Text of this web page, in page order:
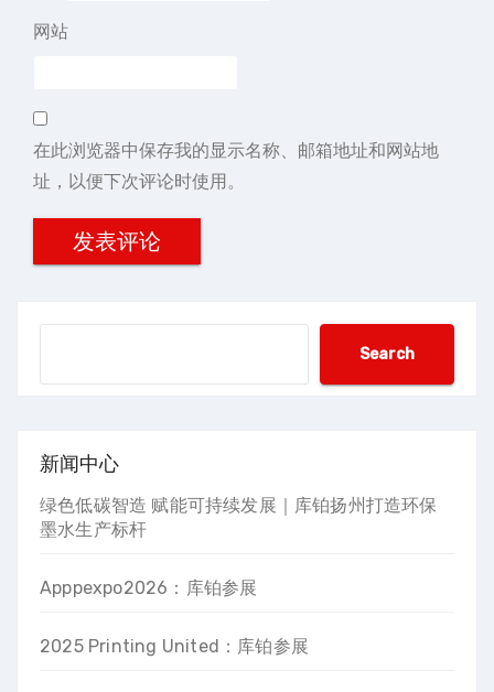
网站
在此浏览器中保存我的显示名称、邮箱地址和网站地
址，以便下次评论时使用。
Search
新闻中心
绿色低碳智造 赋能可持续发展｜库铂扬州打造环保
墨水生产标杆
Apppexpo2026：库铂参展
2025 Printing United：库铂参展